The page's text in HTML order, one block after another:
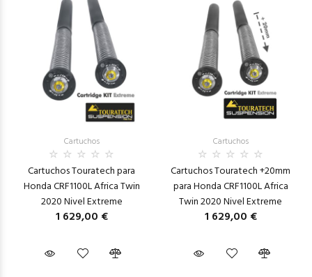
Cartuchos
Cartuchos Touratech para
Honda CRF1100L Africa Twin
2020 Nivel Extreme
1 629,00 €
Cartuchos
Cartuchos Touratech +20mm
para Honda CRF1100L Africa
Twin 2020 Nivel Extreme
1 629,00 €